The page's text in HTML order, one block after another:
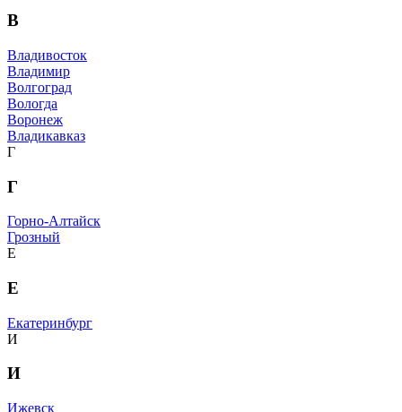
В
Владивосток
Владимир
Волгоград
Вологда
Воронеж
Владикавказ
Г
Г
Горно-Алтайск
Грозный
Е
Е
Екатеринбург
И
И
Ижевск